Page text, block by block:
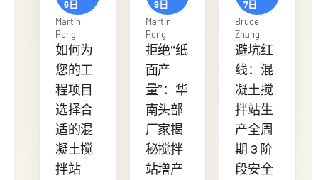
6日
Martin
Peng
如何为
您的工
程项目
选择合
适的混
凝土搅
拌站
9日
Martin
Peng
拒绝“纸
面产
量”：华
南头部
厂家揭
秘搅拌
站增产
7日
Bruce
Zhang
避坑红
线：混
凝土搅
拌站生
产全周
期 3 阶
段安全